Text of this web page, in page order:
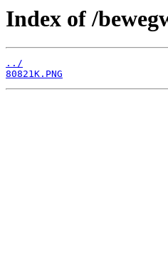
Index of /
../
80821K.PNG